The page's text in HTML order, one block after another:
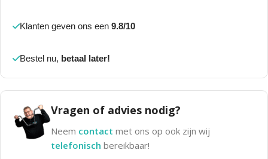
Klanten geven ons een 9.8/10
Bestel nu, betaal later!
Vragen of advies nodig?
Neem contact met ons op ook zijn wij
telefonisch bereikbaar!